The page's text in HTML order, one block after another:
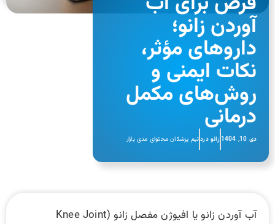
آوردن زانو؛
داروهای مؤثر،
نکات ایمنی و
روش‌های مکمل
درمانی
دی 10, 1404 زانو دردتیم پزشکان محتوای مدی بازار
آب آوردن زانو یا افیوژن مفصل زانو (Knee Joint